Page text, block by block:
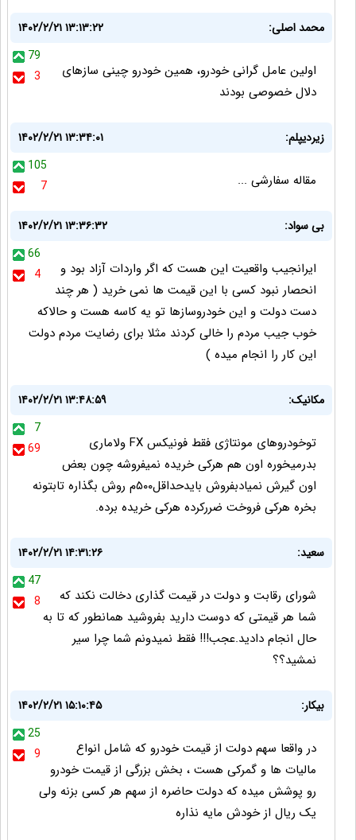
محمد اصلی:
۱۴۰۲/۲/۲۱ ۱۳:۱۳:۲۲
79
3
اولین عامل گرانی خودرو، همین خودرو چینی سازهای
دلال خصوصی بودند
زیردیپلم:
۱۴۰۲/۲/۲۱ ۱۳:۳۴:۰۱
105
7
مقاله سفارشی ...
بی سواد:
۱۴۰۲/۲/۲۱ ۱۳:۳۶:۳۲
66
4
ایرانجیب واقعیت این هست که اگر واردات آزاد بود و
انحصار نبود کسی با این قیمت ها نمی خرید ( هر چند
دست دولت و این خودروسازها تو یه کاسه هست و حالاکه
خوب جیب مردم را خالی کردند مثلا برای رضایت مردم دولت
این کار را انجام میده )
مکانیک:
۱۴۰۲/۲/۲۱ ۱۳:۴۸:۵۹
7
69
توخودروهای مونتاژی فقط فونیکس FX ولاماری
بدرمیخوره اون هم هرکی خریده نمیفروشه چون بعض
اون گیرش نمیادبفروش بایدحداقل۵۰۰م روش بگذاره تابتونه
بخره هرکی فروخت ضررکرده هرکی خریده برده.
سعید:
۱۴۰۲/۲/۲۱ ۱۴:۳۱:۲۶
47
8
شورای رقابت و دولت در قیمت گذاری دخالت نکند که
شما هر قیمتی که دوست دارید بفروشید همانطور که تا به
حال انجام دادید.عجب!!! فقط نمیدونم شما چرا سیر
نمشید؟؟
بیکار:
۱۴۰۲/۲/۲۱ ۱۵:۱۰:۴۵
25
9
در واقعا سهم دولت از قیمت خودرو که شامل انواع
مالیات ها و گمرکی هست ، بخش بزرگی از قیمت خودرو
رو پوشش میده که دولت حاضره از سهم هر کسی بزنه ولی
یک ریال از خودش مایه نذاره